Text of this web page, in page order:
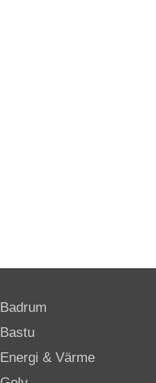
Badrum
Bastu
Energi & Värme